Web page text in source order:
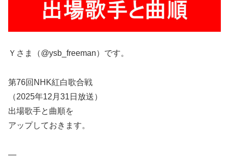
Ｙさま（@ysb_freeman）です。
第76回NHK紅白歌合戦
（2025年12月31日放送）
出場歌手と曲順を
アップしておきます。
—